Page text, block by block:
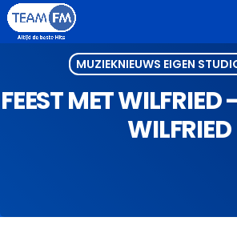
MUZIEKNIEUWS EIGEN
FEEST MET WILFRIED
WILFRIED